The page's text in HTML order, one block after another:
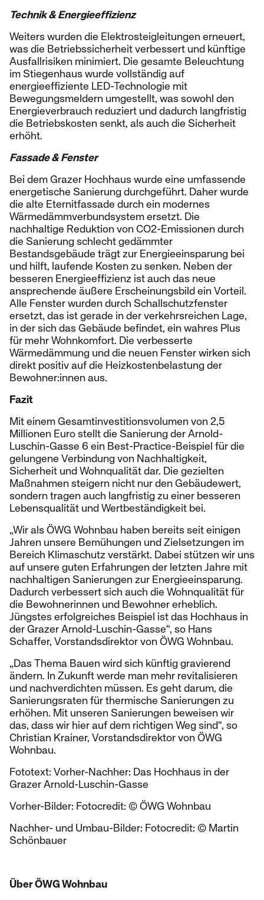
Technik & Energieeffizienz
Weiters wurden die Elektrosteigleitungen erneuert,
was die Betriebssicherheit verbessert und künftige
Ausfallrisiken minimiert. Die gesamte Beleuchtung
im Stiegenhaus wurde vollständig auf
energieeffiziente LED-Technologie mit
Bewegungsmeldern umgestellt, was sowohl den
Energieverbrauch reduziert und dadurch langfristig
die Betriebskosten senkt, als auch die Sicherheit
erhöht.
Fassade & Fenster
Bei dem Grazer Hochhaus wurde eine umfassende
energetische Sanierung durchgeführt. Daher wurde
die alte Eternitfassade durch ein modernes
Wärmedämmverbundsystem ersetzt. Die
nachhaltige Reduktion von CO2-Emissionen durch
die Sanierung schlecht gedämmter
Bestandsgebäude trägt zur Energieeinsparung bei
und hilft, laufende Kosten zu senken. Neben der
besseren Energieeffizienz ist auch das neue
ansprechende äußere Erscheinungsbild ein Vorteil.
Alle Fenster wurden durch Schallschutzfenster
ersetzt, das ist gerade in der verkehrsreichen Lage,
in der sich das Gebäude befindet, ein wahres Plus
für mehr Wohnkomfort. Die verbesserte
Wärmedämmung und die neuen Fenster wirken sich
direkt positiv auf die Heizkostenbelastung der
Bewohner:innen aus.
Fazit
Mit einem Gesamtinvestitionsvolumen von 2,5
Millionen Euro stellt die Sanierung der Arnold-
Luschin-Gasse 6 ein Best-Practice-Beispiel für die
gelungene Verbindung von Nachhaltigkeit,
Sicherheit und Wohnqualität dar. Die gezielten
Maßnahmen steigern nicht nur den Gebäudewert,
sondern tragen auch langfristig zu einer besseren
Lebensqualität und Wertbeständigkeit bei.
„Wir als ÖWG Wohnbau haben bereits seit einigen
Jahren unsere Bemühungen und Zielsetzungen im
Bereich Klimaschutz verstärkt. Dabei stützen wir uns
auf unsere guten Erfahrungen der letzten Jahre mit
nachhaltigen Sanierungen zur Energieeinsparung.
Dadurch verbessert sich auch die Wohnqualität für
die Bewohnerinnen und Bewohner erheblich.
Jüngstes erfolgreiches Beispiel ist das Hochhaus in
der Grazer Arnold-Luschin-Gasse“, so Hans
Schaffer, Vorstandsdirektor von ÖWG Wohnbau.
„Das Thema Bauen wird sich künftig gravierend
ändern. In Zukunft werde man mehr revitalisieren
und nachverdichten müssen. Es geht darum, die
Sanierungsraten für thermische Sanierungen zu
erhöhen. Mit unseren Sanierungen beweisen wir
das, dass wir hier auf dem richtigen Weg sind“, so
Christian Krainer, Vorstandsdirektor von ÖWG
Wohnbau.
Fototext: Vorher-Nachher: Das Hochhaus in der
Grazer Arnold-Luschin-Gasse
Vorher-Bilder: Fotocredit: © ÖWG Wohnbau
Nachher- und Umbau-Bilder: Fotocredit: © Martin
Schönbauer
Über ÖWG Wohnbau